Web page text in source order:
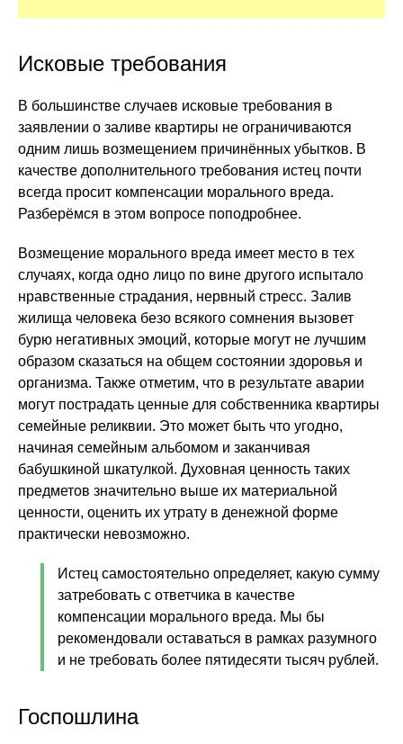
Исковые требования
В большинстве случаев исковые требования в
заявлении о заливе квартиры не ограничиваются
одним лишь возмещением причинённых убытков. В
качестве дополнительного требования истец почти
всегда просит компенсации морального вреда.
Разберёмся в этом вопросе поподробнее.
Возмещение морального вреда имеет место в тех
случаях, когда одно лицо по вине другого испытало
нравственные страдания, нервный стресс. Залив
жилища человека безо всякого сомнения вызовет
бурю негативных эмоций, которые могут не лучшим
образом сказаться на общем состоянии здоровья и
организма. Также отметим, что в результате аварии
могут пострадать ценные для собственника квартиры
семейные реликвии. Это может быть что угодно,
начиная семейным альбомом и заканчивая
бабушкиной шкатулкой. Духовная ценность таких
предметов значительно выше их материальной
ценности, оценить их утрату в денежной форме
практически невозможно.
Истец самостоятельно определяет, какую сумму
затребовать с ответчика в качестве
компенсации морального вреда. Мы бы
рекомендовали оставаться в рамках разумного
и не требовать более пятидесяти тысяч рублей.
Госпошлина